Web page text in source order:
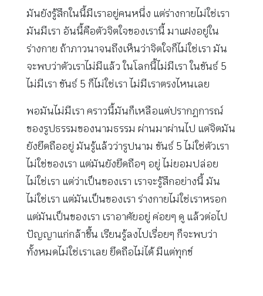
มันยังรู้สึกในนี้มีเราอยู่คนหนึ่ง แต่ร่างกายไม่ใช่เรา
มันมีเรา อันนี้คือตัวจิตใจของเรานี้ มาแฝงอยู่ใน
ร่างกาย ถ้าภาวนาจนถึงเห็นว่าจิตใจก็ไม่ใช่เรา มัน
จะพบว่าตัวเราไม่มีแล้ว ในโลกนี้ไม่มีเรา ในขันธ์ 5
ไม่มีเรา ขันธ์ 5 ก็ไม่ใช่เรา ไม่มีเราตรงไหนเลย
พอมันไม่มีเรา คราวนี้มันก็เหลือแต่ปรากฏการณ์
ของรูปธรรมของนามธรรม ผ่านมาผ่านไป แต่จิตมัน
ยังยึดถืออยู่ มันรู้แล้วว่ารูปนาม ขันธ์ 5 ไม่ใช่ตัวเรา
ไม่ใช่ของเรา แต่มันยังยึดถือๆ อยู่ ไม่ยอมปล่อย
ไม่ใช่เรา แต่ว่าเป็นของเรา เราจะรู้สึกอย่างนี้ มัน
ไม่ใช่เรา แต่มันเป็นของเรา ร่างกายไม่ใช่เราหรอก
แต่มันเป็นของเรา เราอาศัยอยู่ ค่อยๆ ดู แล้วต่อไป
ปัญญาแก่กล้าขึ้น เรียนรู้ลงไปเรื่อยๆ ก็จะพบว่า
ทั้งหมดไม่ใช่เราเลย ยึดถือไม่ได้ มีแต่ทุกข์